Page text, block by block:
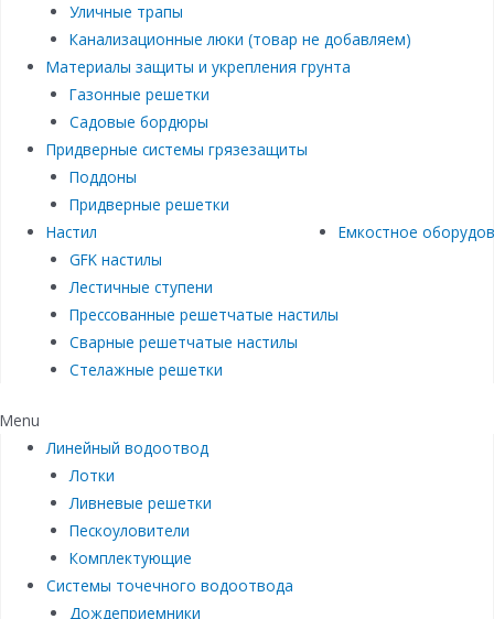
Уличные трапы
Канализационные люки (товар не добавляем)
Материалы защиты и укрепления грунта
Газонные решетки
Садовые бордюры
Придверные системы грязезащиты
Поддоны
Придверные решетки
Настил
GFK настилы
Лестичные ступени
Прессованные решетчатые настилы
Сварные решетчатые настилы
Стелажные решетки
Емкостное
Menu
Линейный водоотвод
Лотки
Ливневые решетки
Пескоуловители
Комплектующие
Системы точечного водоотвода
Дождеприемники